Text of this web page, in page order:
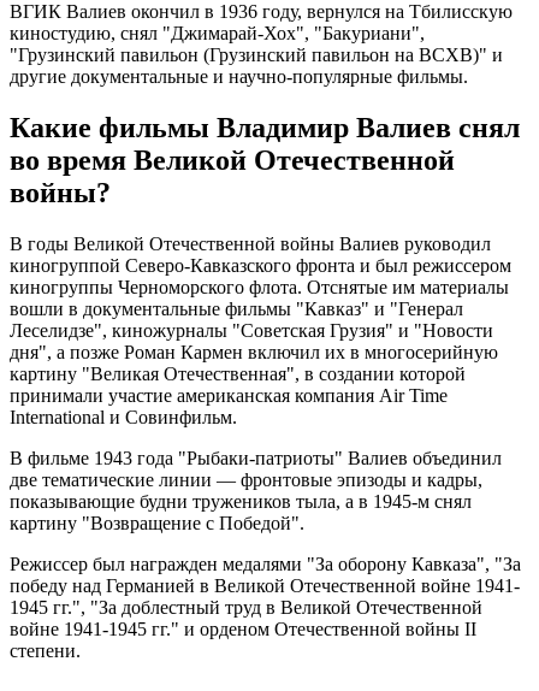
ВГИК Валиев окончил в 1936 году, вернулся на Тбилисскую
киностудию, снял "Джимарай-Хох", "Бакуриани",
"Грузинский павильон (Грузинский павильон на ВСХВ)" и
другие документальные и научно-популярные фильмы.
Какие фильмы Владимир Валиев снял
во время Великой Отечественной
войны?
В годы Великой Отечественной войны Валиев руководил
киногруппой Северо-Кавказского фронта и был режиссером
киногруппы Черноморского флота. Отснятые им материалы
вошли в документальные фильмы "Кавказ" и "Генерал
Леселидзе", киножурналы "Советская Грузия" и "Новости
дня", а позже Роман Кармен включил их в многосерийную
картину "Великая Отечественная", в создании которой
принимали участие американская компания Air Time
International и Совинфильм.
В фильме 1943 года "Рыбаки-патриоты" Валиев объединил
две тематические линии — фронтовые эпизоды и кадры,
показывающие будни тружеников тыла, а в 1945-м снял
картину "Возвращение с Победой".
Режиссер был награжден медалями "За оборону Кавказа", "За
победу над Германией в Великой Отечественной войне 1941-
1945 гг.", "За доблестный труд в Великой Отечественной
войне 1941-1945 гг." и орденом Отечественной войны II
степени.